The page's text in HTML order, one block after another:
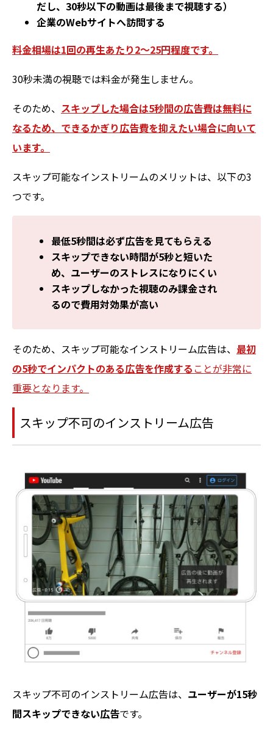
だし、30秒以下の動画は最後まで視聴する）
企業のWebサイトへ訪問する
料金相場は1回の再生あたり2〜25円程度です。
30秒未満の視聴では料金が発生しません。
そのため、 スキップした場合は5秒間の広告費は無料に
なるため、できるかぎり広告費を抑えたい場合に向いて
います。
スキップ可能なインストリームのメリットは、以下の3
つです。
最低5秒間は必ず広告を見てもらえる
スキップできない時間が5秒と短いた
め、ユーザーのストレスになりにくい
スキップしなかった視聴のみ課金され
るので費用対効果が高い
そのため、スキップ可能なインストリーム広告は、 最初
の5秒でインパクトのある広告を作成することが非常に
重要となります。
スキップ不可のインストリーム広告
スキップ不可のインストリーム広告は、 ユーザーが15秒
間スキップできない広告です。